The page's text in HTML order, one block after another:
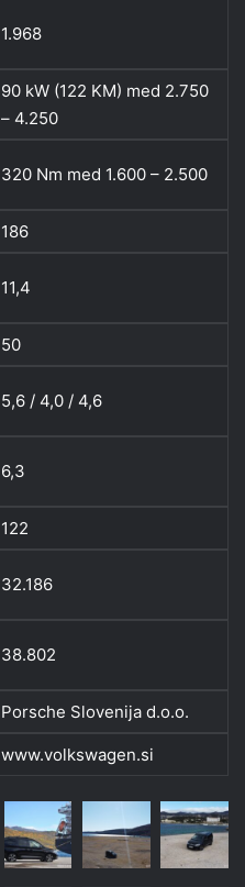
1.968
90 kW (122 KM) med 2.750
– 4.250
320 Nm med 1.600 – 2.500
186
11,4
50
5,6 / 4,0 / 4,6
6,3
122
32.186
38.802
Porsche Slovenija d.o.o.
www.volkswagen.si